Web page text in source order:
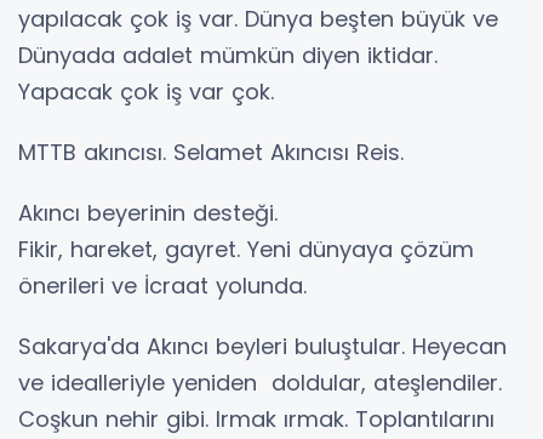
yapılacak çok iş var. Dünya beşten büyük ve
Dünyada adalet mümkün diyen iktidar.
Yapacak çok iş var çok.
MTTB akıncısı. Selamet Akıncısı Reis.
Akıncı beyerinin desteği.
Fikir, hareket, gayret. Yeni dünyaya çözüm
önerileri ve İcraat yolunda.
Sakarya'da Akıncı beyleri buluştular. Heyecan
ve idealleriyle yeniden doldular, ateşlendiler.
Coşkun nehir gibi. Irmak ırmak. Toplantılarını